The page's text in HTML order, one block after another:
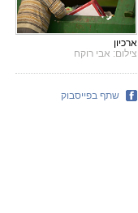
ארכיון
צילום: אבי רוקח
שתף בפייסבוק